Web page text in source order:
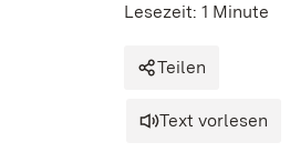
Lesezeit: 1 Minute
Teilen
Text vorlesen